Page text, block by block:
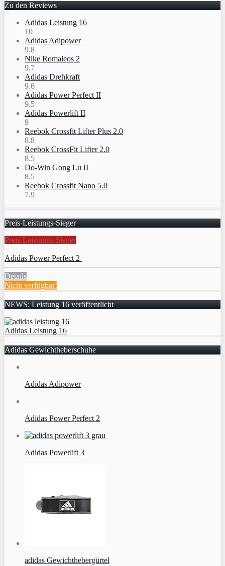
Zu den Reviews
Adidas Leistung 16
10
Adidas Adipower
9.8
Nike Romaleos 2
9.7
Adidas Drehkraft
9.6
Adidas Power Perfect II
9.5
Adidas Powerlift II
9
Reebok Crossfit Lifter Plus 2.0
8.8
Reebok CrossFit Lifter 2.0
8.5
Do-Win Gong Lu II
8.5
Reebok Crossfit Nano 5.0
7.9
Preis-Leistungs-Sieger
Preis-Leistungs-Sieger
Adidas Power Perfect 2
Details
Nicht verfügbar!
NEWS: Leistung 16 veröffentlicht
Adidas Leistung 16
Adidas Gewichtheberschuhe
Adidas Adipower
Adidas Power Perfect 2
Adidas Powerlift 3
adidas Gewichthebergürtel